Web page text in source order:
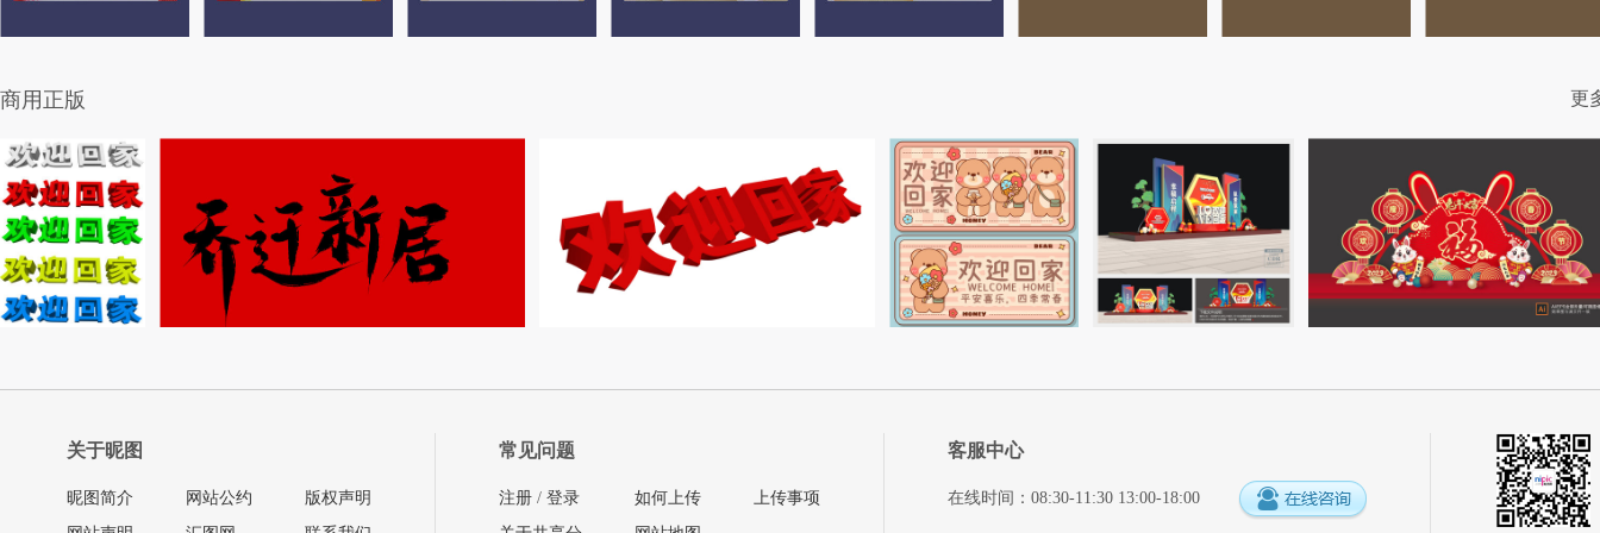
商用正版 更
关于昵图
昵图简介
网站公约
版权声明
常见问题
注册 / 登录
如何上传
上传事项
客服中心
在线时间：08:30-11:30 13:00-18:00